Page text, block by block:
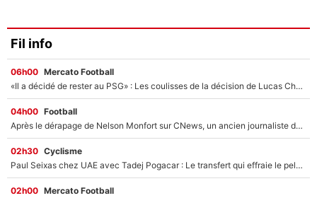
Fil info
06h00 Mercato Football
«Il a décidé de rester au PSG» : Les coulisses de la décision de Lucas Chevalier pour son transfert
04h00 Football
Après le dérapage de Nelson Monfort sur CNews, un ancien journaliste de France Télévisions relance la polémique sur les incendies en Gironde
02h30 Cyclisme
Paul Seixas chez UAE avec Tadej Pogacar : Le transfert qui effraie le peloton, «c’est la pire des choses qui puisse arriver»
02h00 Mercato Football